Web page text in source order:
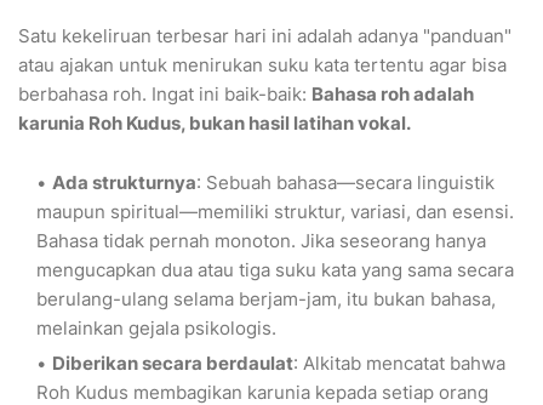
Satu kekeliruan terbesar hari ini adalah adanya "panduan"
atau ajakan untuk menirukan suku kata tertentu agar bisa
berbahasa roh. Ingat ini baik-baik: Bahasa roh adalah
karunia Roh Kudus, bukan hasil latihan vokal.
Ada strukturnya: Sebuah bahasa—secara linguistik
maupun spiritual—memiliki struktur, variasi, dan esensi.
Bahasa tidak pernah monoton. Jika seseorang hanya
mengucapkan dua atau tiga suku kata yang sama secara
berulang-ulang selama berjam-jam, itu bukan bahasa,
melainkan gejala psikologis.
Diberikan secara berdaulat: Alkitab mencatat bahwa
Roh Kudus membagikan karunia kepada setiap orang